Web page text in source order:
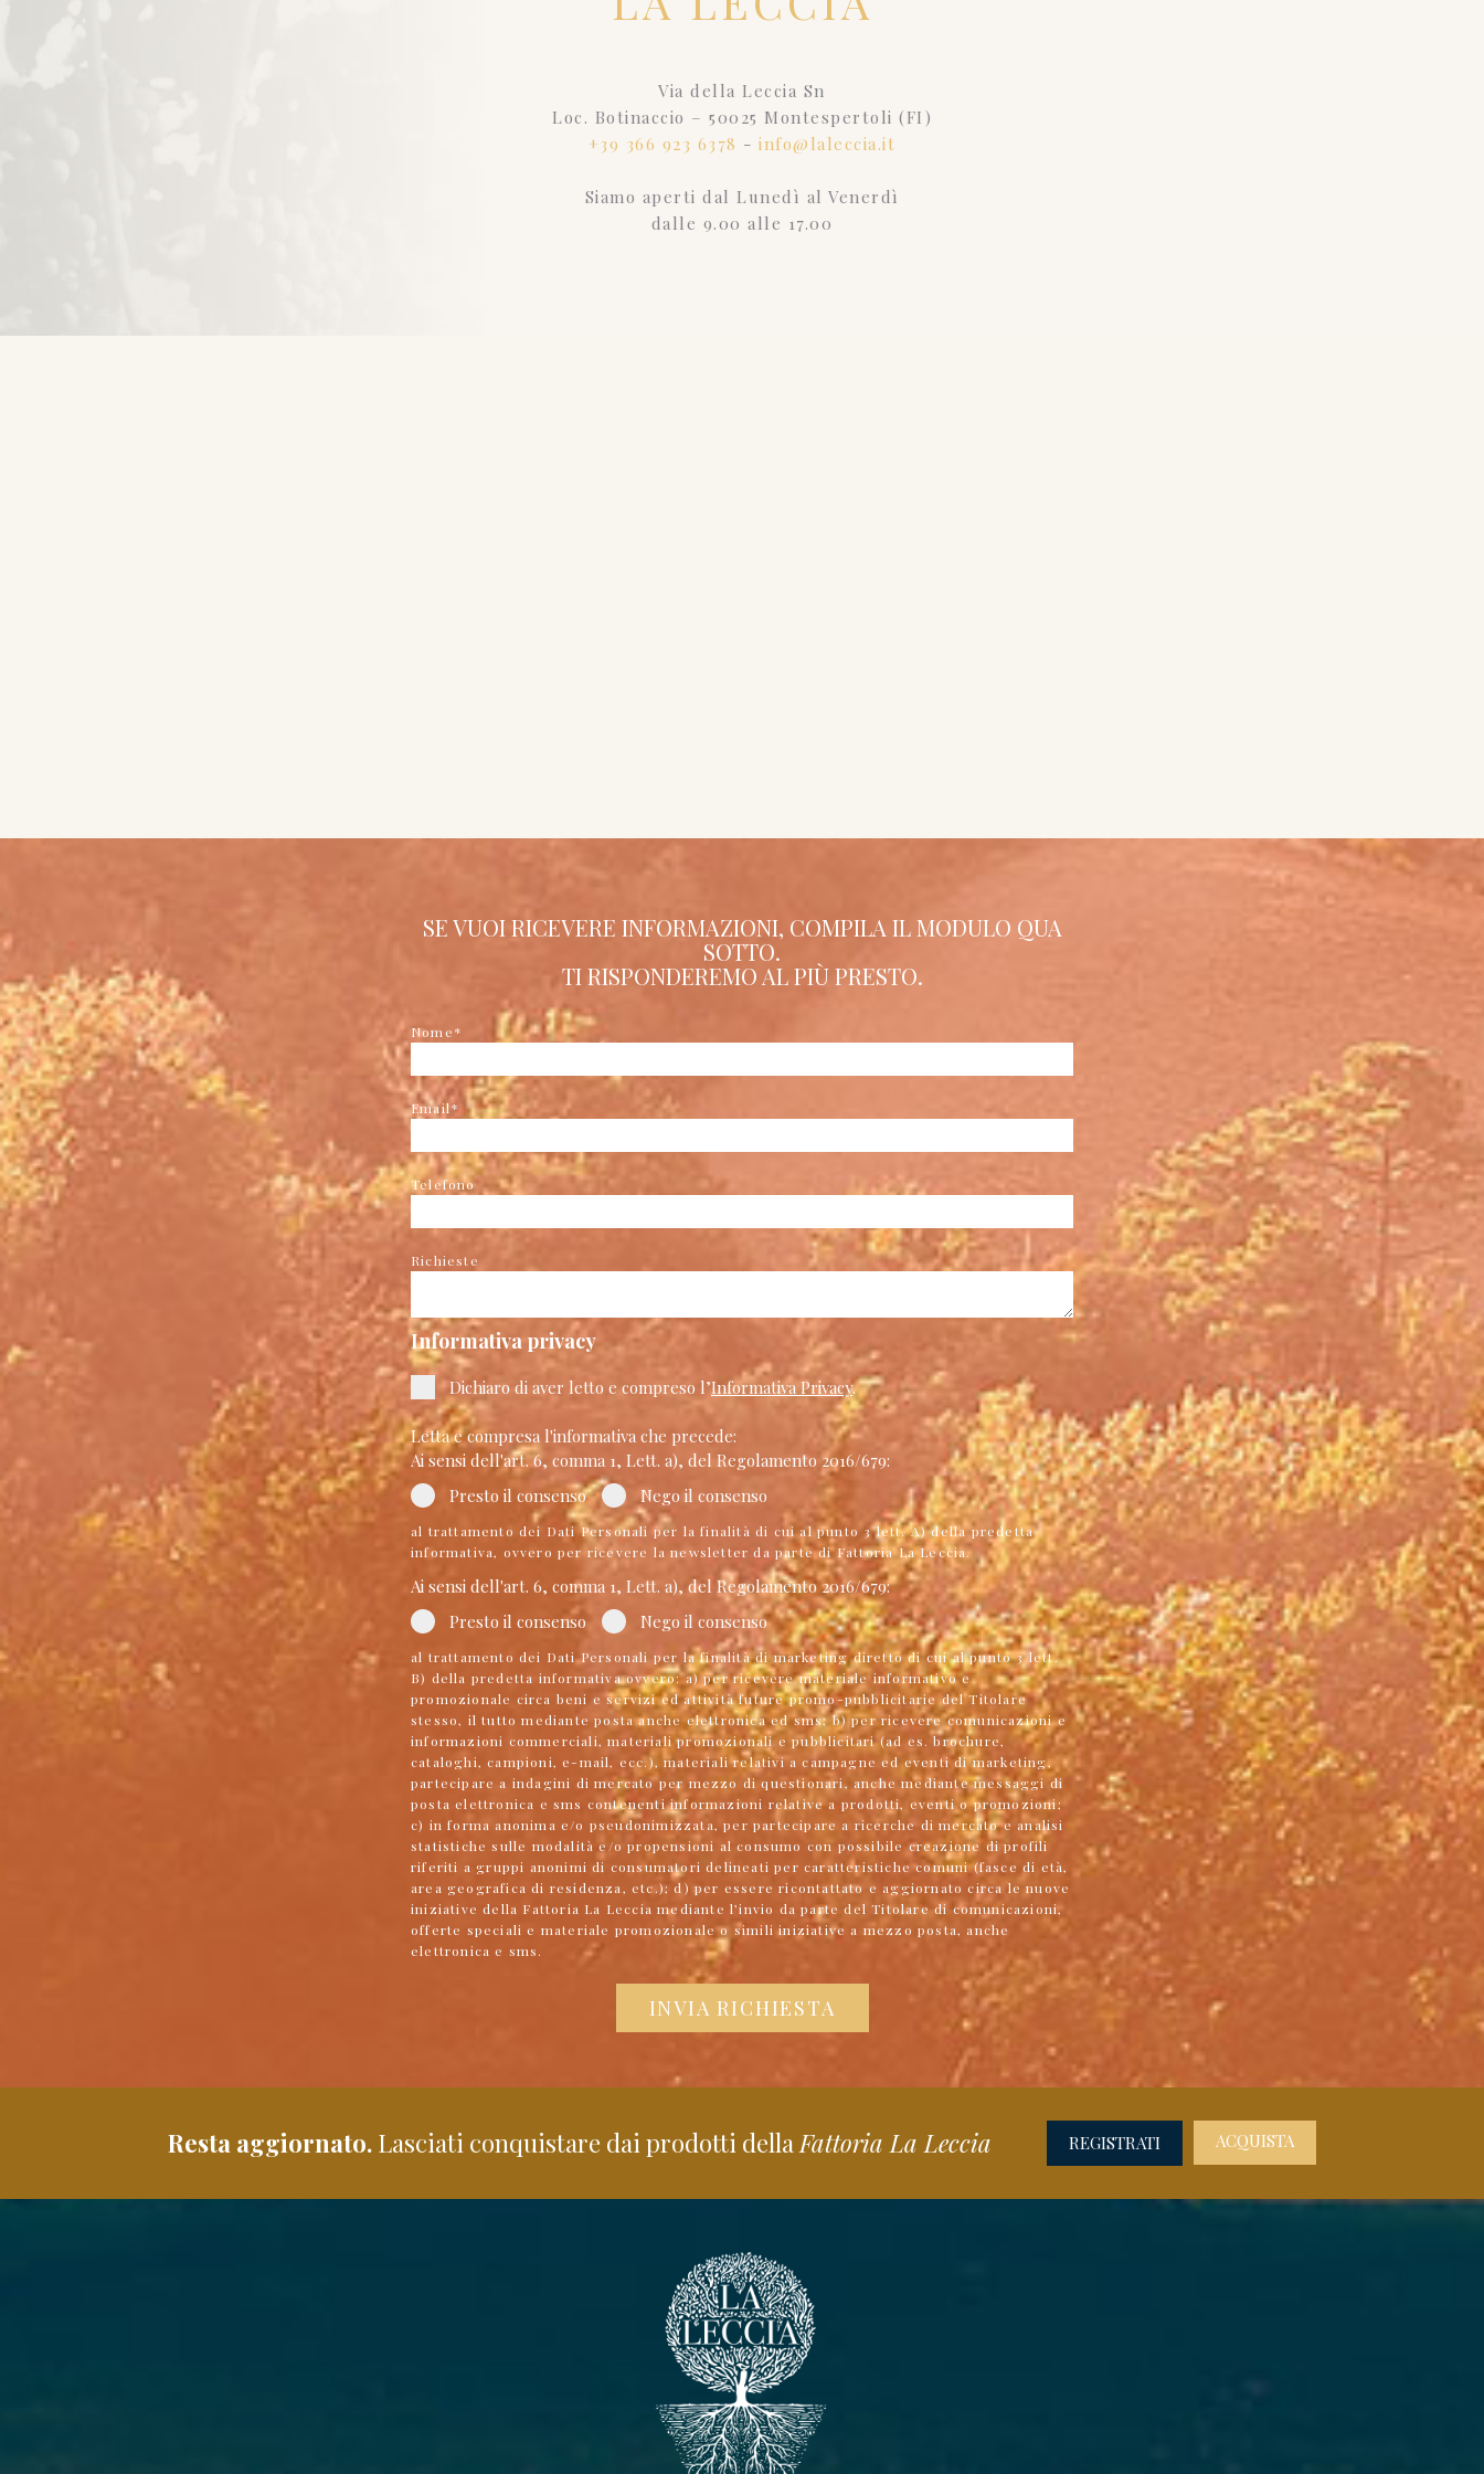
Via della Leccia Sn
Loc. Botinaccio – 50025 Montespertoli (FI)
+39 366 923 6378 -info@laleccia.it
Siamo aperti dal Lunedì al Venerdì
dalle 9.00 alle 17.00
SE VUOI RICEVERE INFORMAZIONI, COMPILA IL MODULO QUA
SOTTO.
TI RISPONDEREMO AL PIÙ PRESTO.
Nome*
Email*
Telefono
Richieste
Informativa privacy
Dichiaro di aver letto e compreso l’Informativa Privacy.
Letta e compresa l'informativa che precede:
Ai sensi dell'art. 6, comma 1, Lett. a), del Regolamento 2016/679:
Presto il consenso
Nego il consenso
al trattamento dei Dati Personali per la finalità di cui al punto 3 lett. A) della predetta
informativa, ovvero per ricevere la newsletter da parte di Fattoria La Leccia.
Ai sensi dell'art. 6, comma 1, Lett. a), del Regolamento 2016/679:
Presto il consenso
Nego il consenso
al trattamento dei Dati Personali per la finalità di marketing diretto di cui al punto 3 lett.
B) della predetta informativa ovvero: a) per ricevere materiale informativo e
promozionale circa beni e servizi ed attività future promo-pubblicitarie del Titolare
stesso, il tutto mediante posta anche elettronica ed sms; b) per ricevere comunicazioni e
informazioni commerciali, materiali promozionali e pubblicitari (ad es. brochure,
cataloghi, campioni, e-mail, ecc.), materiali relativi a campagne ed eventi di marketing,
partecipare a indagini di mercato per mezzo di questionari, anche mediante messaggi di
posta elettronica e sms contenenti informazioni relative a prodotti, eventi o promozioni;
c) in forma anonima e/o pseudonimizzata, per partecipare a ricerche di mercato e analisi
statistiche sulle modalità e/o propensioni al consumo con possibile creazione di profili
riferiti a gruppi anonimi di consumatori delineati per caratteristiche comuni (fasce di età,
area geografica di residenza, etc.); d) per essere ricontattato e aggiornato circa le nuove
iniziative della Fattoria La Leccia mediante l’invio da parte del Titolare di comunicazioni,
offerte speciali e materiale promozionale o simili iniziative a mezzo posta, anche
elettronica e sms.
INVIA RICHIESTA
Resta aggiornato. Lasciati conquistare dai prodotti dellaFattoria La Leccia REGISTRATI ACQUISTA